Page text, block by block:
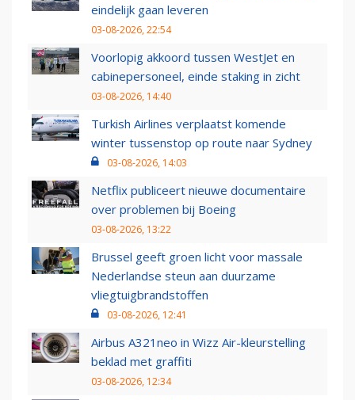
eindelijk gaan leveren
03-08-2026, 22:54
Voorlopig akkoord tussen WestJet en
cabinepersoneel, einde staking in zicht
03-08-2026, 14:40
Turkish Airlines verplaatst komende
winter tussenstop op route naar Sydney
03-08-2026, 14:03
Netflix publiceert nieuwe documentaire
over problemen bij Boeing
03-08-2026, 13:22
Brussel geeft groen licht voor massale
Nederlandse steun aan duurzame
vliegtuigbrandstoffen
03-08-2026, 12:41
Airbus A321neo in Wizz Air-kleurstelling
beklad met graffiti
03-08-2026, 12:34